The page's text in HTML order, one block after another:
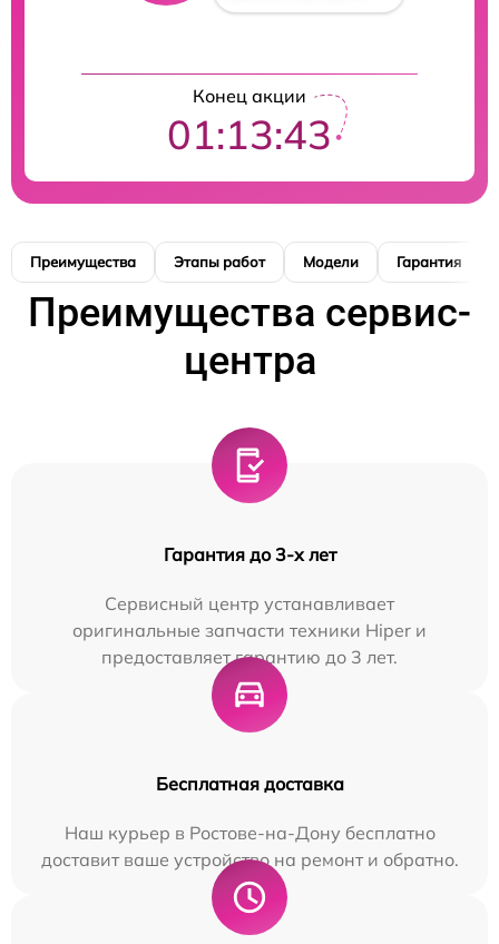
Конец акции
01:13:42
Преимущества Этапы работ Модели Гарантия
Преимущества сервис-
центра
Гарантия до 3-х лет
Сервисный центр устанавливает
оригинальные запчасти техники Hiper и
предоставляет гарантию до 3 лет.
Бесплатная доставка
Наш курьер в Ростове-на-Дону бесплатно
доставит ваше устройство на ремонт и обратно.